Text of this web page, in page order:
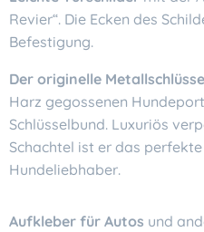
Revier“. Die Ecken des
Befestigung.
Der originelle
Harz gegossenen
Schlüsselbund. Luxuriös
Schachtel ist er das
Hundeliebhaber.
Aufkleber für Autos und